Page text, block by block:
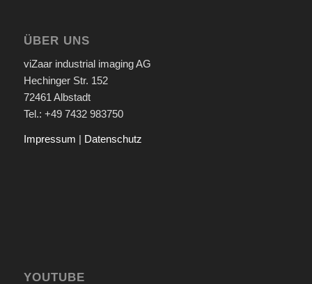
ÜBER UNS
viZaar industrial imaging AG
Hechinger Str. 152
72461 Albstadt
Tel.: +49 7432 983750
Impressum | Datenschutz
YOUTUBE